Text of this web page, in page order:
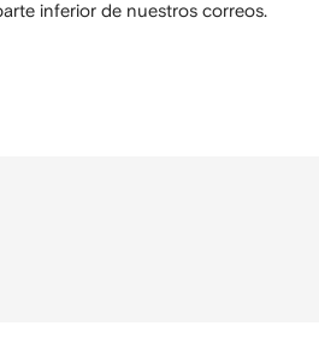
inferior de nuestros correos.